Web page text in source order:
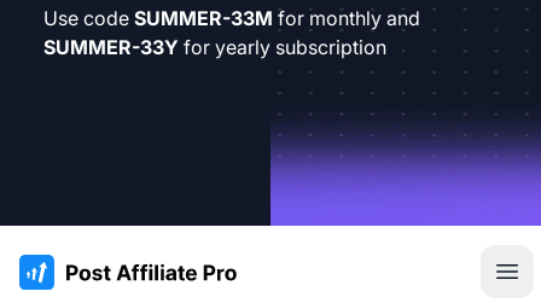
Use code SUMMER-33M for monthly and
SUMMER-33Y for yearly subscription
:site.title